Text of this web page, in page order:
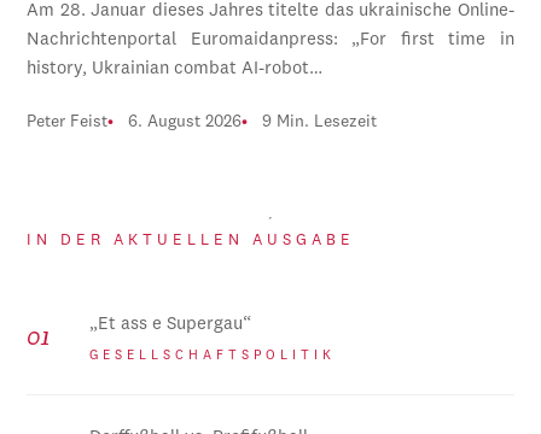
Am 28. Januar dieses Jahres titelte das ukrainische Online-
Nachrichtenportal Euromaidanpress: „For first time in
history, Ukrainian combat AI-robot…
Peter Feist 6. August 2026 9 Min. Lesezeit
IN DER AKTUELLEN AUSGABE
„Et ass e Supergau“
GESELLSCHAFTSPOLITIK